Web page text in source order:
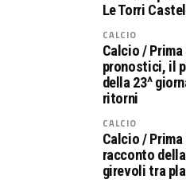
Le Torri
CALCIO
Calcio / Prima
pronostici, il
della 23^
ritorni
CALCIO
Calcio / Prima
racconto
girevoli tra